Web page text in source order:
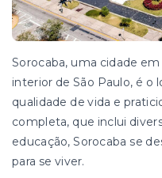
Sorocaba, uma cidade
interior de São Paulo, é o
qualidade de vida e
completa, que inclui
educação, Sorocaba se
para se viver.